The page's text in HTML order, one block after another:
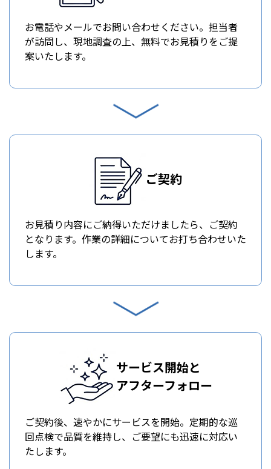
お電話やメールでお問い合わせください。担当者
が訪問し、現地調査の上、無料でお見積りをご提
案いたします。
ご契約
お見積り内容にご納得いただけましたら、ご契約
となります。作業の詳細についてお打ち合わせいた
します。
サービス開始と
アフターフォロー
ご契約後、速やかにサービスを開始。定期的な巡
回点検で品質を維持し、ご要望にも迅速に対応い
たします。